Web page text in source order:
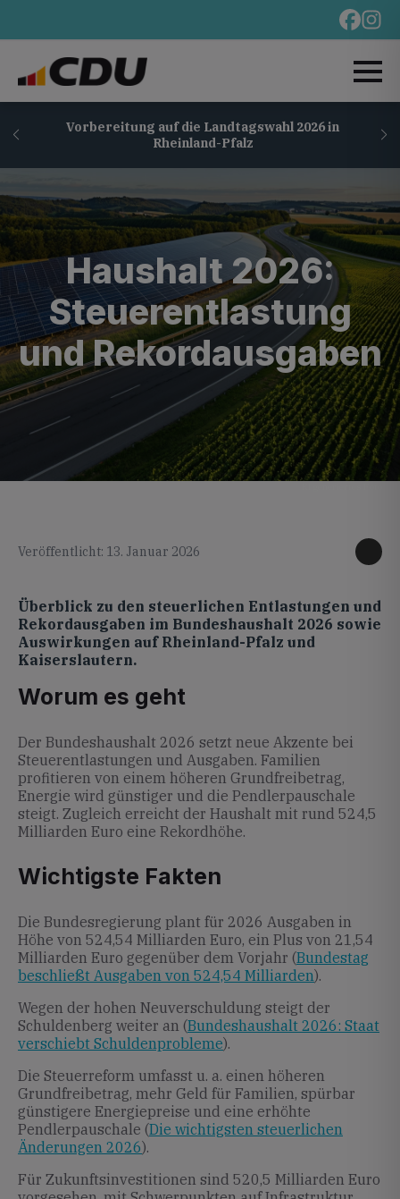
Vorbereitung auf die Landtagswahl 2026 in
Rheinland-Pfalz
Haushalt 2026:
Steuerentlastung
und Rekordausgaben
Veröffentlicht: 13. Januar 2026
Überblick zu den steuerlichen Entlastungen und
Rekordausgaben im Bundeshaushalt 2026 sowie
Auswirkungen auf Rheinland-Pfalz und
Kaiserslautern.
Worum es geht
Der Bundeshaushalt 2026 setzt neue Akzente bei
Steuerentlastungen und Ausgaben. Familien
profitieren von einem höheren Grundfreibetrag,
Energie wird günstiger und die Pendlerpauschale
steigt. Zugleich erreicht der Haushalt mit rund 524,5
Milliarden Euro eine Rekordhöhe.
Wichtigste Fakten
Die Bundesregierung plant für 2026 Ausgaben in
Höhe von 524,54 Milliarden Euro, ein Plus von 21,54
Milliarden Euro gegenüber dem Vorjahr (Bundestag
beschließt Ausgaben von 524,54 Milliarden).
Wegen der hohen Neuverschuldung steigt der
Schuldenberg weiter an (Bundeshaushalt 2026: Staat
verschiebt Schuldenprobleme).
Die Steuerreform umfasst u. a. einen höheren
Grundfreibetrag, mehr Geld für Familien, spürbar
günstigere Energiepreise und eine erhöhte
Pendlerpauschale (Die wichtigsten steuerlichen
Änderungen 2026).
Für Zukunftsinvestitionen sind 520,5 Milliarden Euro